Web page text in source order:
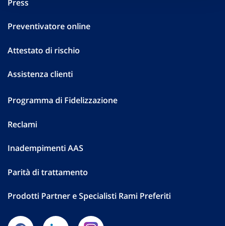
Press
Preventivatore online
Attestato di rischio
Assistenza clienti
Programma di Fidelizzazione
Reclami
Inadempimenti AAS
Parità di trattamento
Prodotti Partner e Specialisti Rami Preferiti